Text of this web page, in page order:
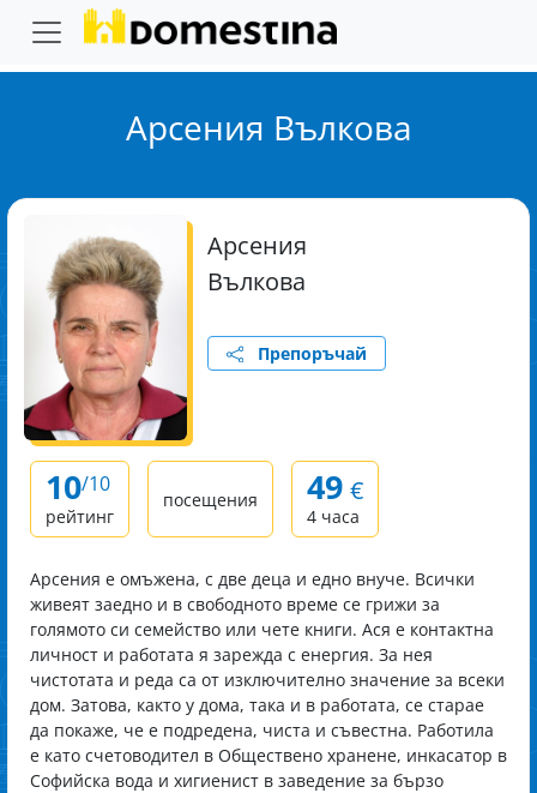
Арсения Вълкова
Арсения
Вълкова
Препоръчай
10/10
рейтинг
посещения 49 €
4 часа
Арсения e омъжена, с две деца и едно внуче. Всички
живеят заедно и в свободното време се грижи за
голямото си семейство или чете книги. Ася е контактна
личност и работата я зарежда с енергия. За нея
чистотата и реда са от изключително значение за всеки
дом. Затова, както у дома, така и в работата, се старае
да покаже, че е подредена, чиста и съвестна. Работила
е като счетоводител в Обществено хранене, инкасатор в
Софийска вода и хигиенист в заведение за бързо